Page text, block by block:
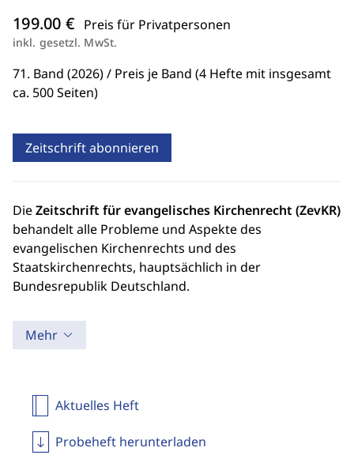
Aktuelles Heft
Probeheft herunterladen
199.00 € Preis für Privatpersonen
inkl. gesetzl. MwSt.
71. Band (2026) / Preis je Band (4 Hefte mit insgesamt
ca. 500 Seiten)
Zeitschrift abonnieren
DieZeitschrift für evangelisches Kirchenrecht (ZevKR)
behandelt alle Probleme und Aspekte des
evangelischen Kirchenrechts und des
Staatskirchenrechts, hauptsächlich in der
Bundesrepublik Deutschland.
Mehr